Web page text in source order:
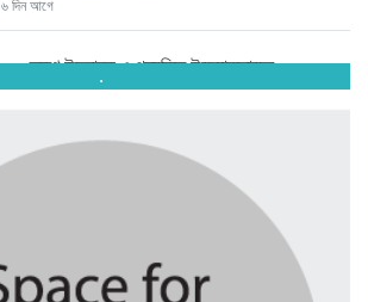
৬ দিন আগে
তরুণ উদ্ভাবক ও প্রযুক্তি উদ্যোক্তাদের...
৬ দিন আগে
মাদরাসাকে অবহেলা করা শুরু মুজিব...
বাংলাদেশে এসে মার্কিন দূতের ভারতের...
.